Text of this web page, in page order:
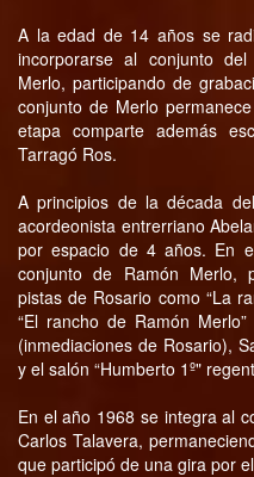
A la edad de 14 años se
incorporarse al conjunto
Merlo, participando de
conjunto de Merlo
etapa comparte además
Tarragó Ros.
A principios de la década
acordeonista entrerriano
por espacio de 4 años. En
conjunto de Ramón Merlo,
pistas de Rosario como “La
“El rancho de Ramón
(inmediaciones de Rosario),
y el salón “Humberto 1º"
En el año 1968 se integra al
Carlos Talavera,
que participó de una gira por